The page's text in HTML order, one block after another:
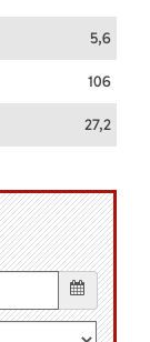
5,6
106
27,2